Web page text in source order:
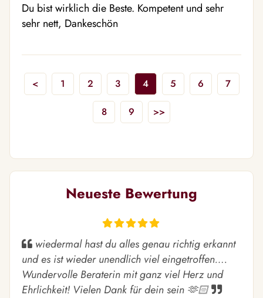
Du bist wirklich die Beste. Kompetent und sehr
sehr nett, Dankeschön
< 1 2 3 4 5 6 7
8 9 >>
Neueste Bewertung
wiedermal hast du alles genau richtig erkannt
und es ist wieder unendlich viel eingetroffen….
Wundervolle Beraterin mit ganz viel Herz und
Ehrlichkeit! Vielen Dank für dein sein 🫶🏻